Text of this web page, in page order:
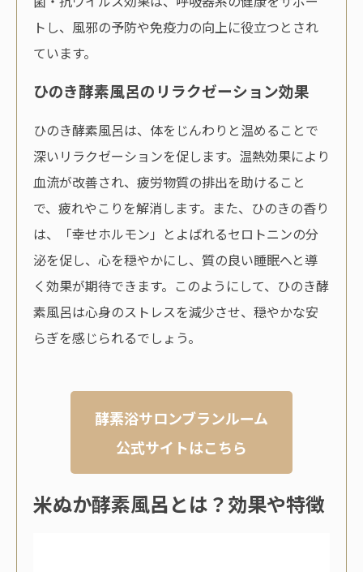
トし、風邪の予防や免疫力の向上に役立つとされ
ています。
ひのき酵素風呂のリラクゼーション効果
ひのき酵素風呂は、体をじんわりと温めることで
深いリラクゼーションを促します。温熱効果により
血流が改善され、疲労物質の排出を助けること
で、疲れやこりを解消します。また、ひのきの香り
は、「幸せホルモン」とよばれるセロトニンの分
泌を促し、心を穏やかにし、質の良い睡眠へと導
く効果が期待できます。このようにして、ひのき酵
素風呂は心身のストレスを減少させ、穏やかな安
らぎを感じられるでしょう。
酵素浴サロンブランルーム
公式サイトはこちら
米ぬか酵素風呂とは？効果や特徴